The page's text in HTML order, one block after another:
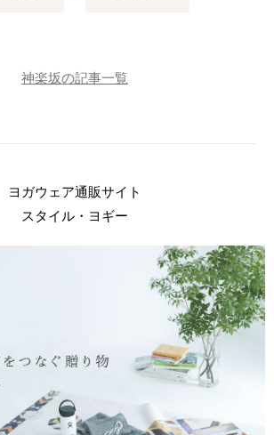
神楽坂の記事一覧
ヨガウェア通販サイト
スタイル・ヨギー